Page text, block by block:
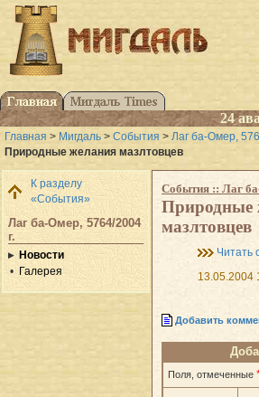
24
Главная > Мигдаль > События > Лаг ба-Омер,
Природные желания мазлтовцев
К разделу
«События»
Лаг ба-Омер, 5764/2004
г.
Новости
Галерея
События :: Лаг
Природные
мазлтовцев
Читать
13.05.2004
Добавить
Поля, отмеченные